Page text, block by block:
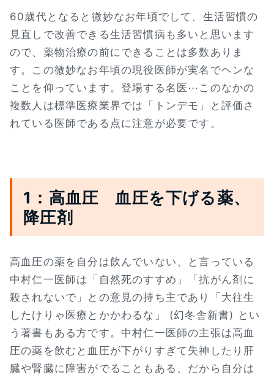
60歳代となると微妙なお年頃でして、生活習慣の
見直しで改善できる生活習慣病も多いと思います
ので、薬物治療の前にできることは多数ありま
す。この微妙なお年頃の現役医師が実名でヘンな
ことを仰っています。登場する名医⋯このなかの
複数人は標準医療業界では「トンデモ」と評価さ
れている医師である点に注意が必要です。
1：高血圧 血圧を下げる薬、
降圧剤
高血圧の薬を自分は飲んでいない、と言っている
中村仁一医師は「自然死のすすめ」「抗がん剤に
殺されないで」との意見の持ち主であり「大往生
したけりゃ医療とかかわるな」 (幻冬舎新書) とい
う著書もある方です。中村仁一医師の主張は高血
圧の薬を飲むと血圧が下がりすぎて失神したり肝
臓や腎臓に障害がでることもある、だから自分は